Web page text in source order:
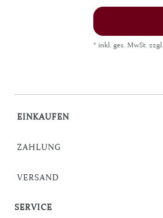
* inkl. ges. MwSt. zzgl.
EINKAUFEN
ZAHLUNG
VERSAND
SERVICE